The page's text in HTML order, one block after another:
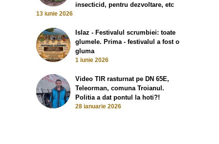
insecticid, pentru dezvoltare, etc
13 iunie 2026
Islaz - Festivalul scrumbiei: toate
glumele. Prima - festivalul a fost o
gluma
1 iunie 2026
Video TIR rasturnat pe DN 65E,
Teleorman, comuna Troianul.
Politia a dat pontul la hoti?!
28 ianuarie 2026